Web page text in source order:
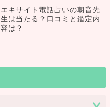
エキサイト電話占いの朝音先
生は当たる？口コミと鑑定内
容は？